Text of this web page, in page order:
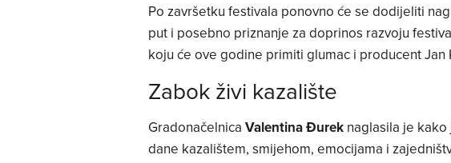
Po završetku festivala ponovno će se dodijeliti
put i posebno priznanje za doprinos razvoju
koju će ove godine primiti glumac i producent
Zabok živi kazalište
Gradonačelnica Valentina Đureknaglasila je kako
dane kazalištem, smijehom, emocijama i